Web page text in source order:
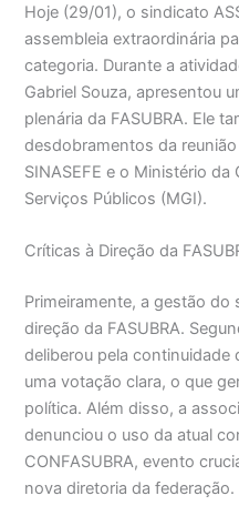
Hoje (29/01), o sindicato
assembleia extraordinária
categoria. Durante a
Gabriel Souza, apresentou
plenária da FASUBRA. Ele
desdobramentos da
SINASEFE e o Ministério
Serviços Públicos (MGI).
Críticas à Direção da
Primeiramente, a gestão
direção da FASUBRA.
deliberou pela continuidade
uma votação clara, o que
política. Além disso, a
denunciou o uso da atual
CONFASUBRA, evento
nova diretoria da federação.